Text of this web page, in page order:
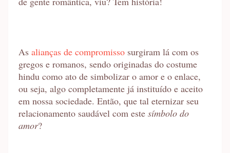
As alianças de compromisso surgiram lá com os
gregos e romanos, sendo originadas do costume
hindu como ato de simbolizar o amor e o enlace,
ou seja, algo completamente já instituído e aceito
em nossa sociedade. Então, que tal eternizar seu
relacionamento saudável com este símbolo do
amor?